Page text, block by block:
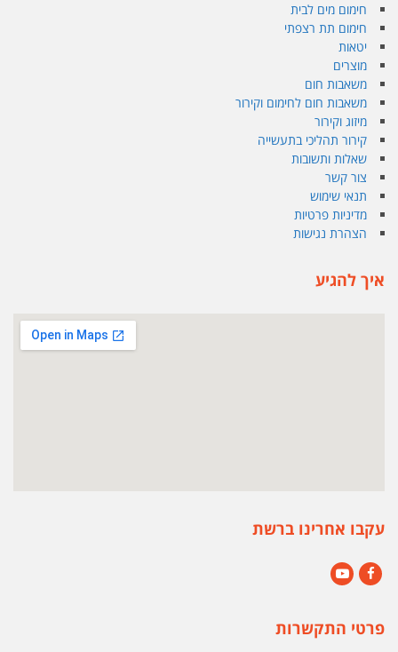
חימום מים לבית
חימום תת רצפתי
יטאות
מוצרים
משאבות חום
משאבות חום לחימום וקירור
מיזוג וקירור
קירור תהליכי בתעשייה
שאלות ותשובות
צור קשר
תנאי שימוש
מדיניות פרטיות
הצהרת נגישות
איך להגיע
עקבו אחרינו ברשת
פרטי התקשרות